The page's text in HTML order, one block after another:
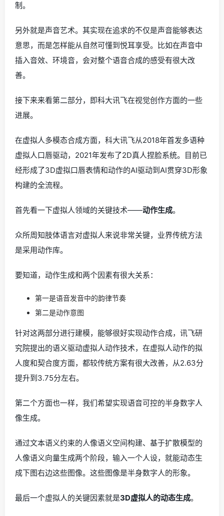
制。
另外就是声音艺术。其实现在追求的不仅是声音能够表达
意思，而是怎样能从自然可懂到悦耳享受。比如在声音中
插入音效、环境音，会对整个语音合成的感受有很大改
善。
接下来来看第二部分，即科大讯飞在视觉创作方面的一些
进展。
在虚拟人多模态合成方面，科大讯飞从2018年首发多语种
虚拟人口唇驱动，2021年发布了2D真人捏脸系统。目前已
经形成了3D虚拟口唇表情和动作的AI驱动到AI贯穿3D形象
构建的全流程。
首先看一下虚拟人领域的关键技术——动作生成。
众所周知肢体语言对虚拟人来说非常关键，业界传统方法
是采用动作库。
要知道，动作生成和两个因素有很大关系：
第一是语音发音中的韵律节奏
第二是动作意图
针对这两部分进行建模，能够很好实现动作合成，讯飞研
究院提出的语义驱动虚拟人动作技术，在虚拟人动作的拟
人度和契合度方面，都较传统方案有很大改善，从2.63分
提升到3.75分左右。
第二个方面也一样，我们希望实现语音可控的半身数字人
像生成。
通过文本语义约束的人像语义空间构建、基于扩散模型的
人像语义向量生成两个阶段，输入一个人设，就能动态生
成下图右边这些图像。这些图像是半身数字人的形象。
最后一个虚拟人的关键因素就是3D虚拟人的动态生成。